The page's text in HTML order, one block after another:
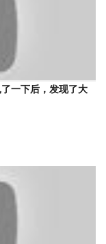
一下后，发现了大